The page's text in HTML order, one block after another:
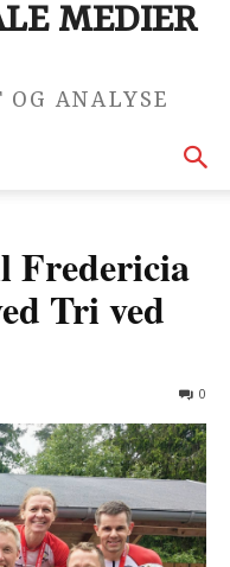
MEDIER
ANALYSE
Fredericia
Tri ved
0